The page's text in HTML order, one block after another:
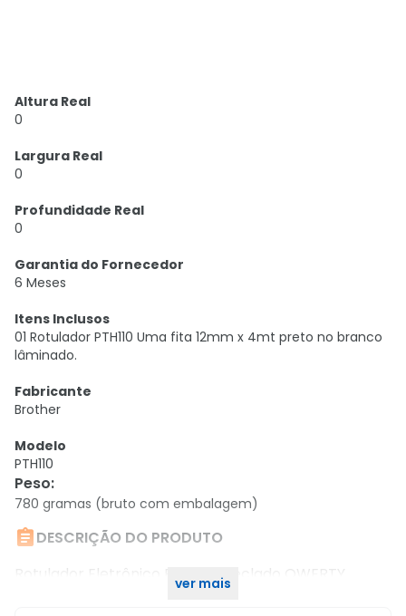
Altura Real
0
Largura Real
0
Profundidade Real
0
Garantia do Fornecedor
6 Meses
Itens Inclusos
01 Rotulador PTH110 Uma fita 12mm x 4mt preto no branco
lâminado.
Fabricante
Brother
Modelo
PTH110
Peso:
780 gramas (bruto com embalagem)
DESCRIÇÃO DO PRODUTO
Rotulador Eletrônico Brother Teclado QWERTY
ver mais